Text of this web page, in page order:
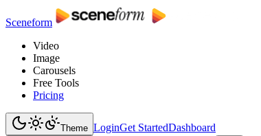
Sceneform
Video
Image
Carousels
Free Tools
Pricing
Theme LoginGet StartedDashboard